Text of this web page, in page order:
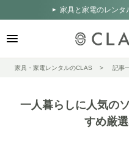
家具と家電のレンタ
家具・家電レンタルのCLAS 記事
一人暮らしに人気の
すめ厳